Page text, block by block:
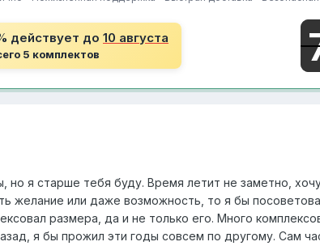
действует до 10 августа
5 комплектов
но я старше тебя буду. Время летит не заметно,
желание или даже возможность, то я бы
размера, да и не только его. Много
я бы прожил эти годы совсем по другому. Сам